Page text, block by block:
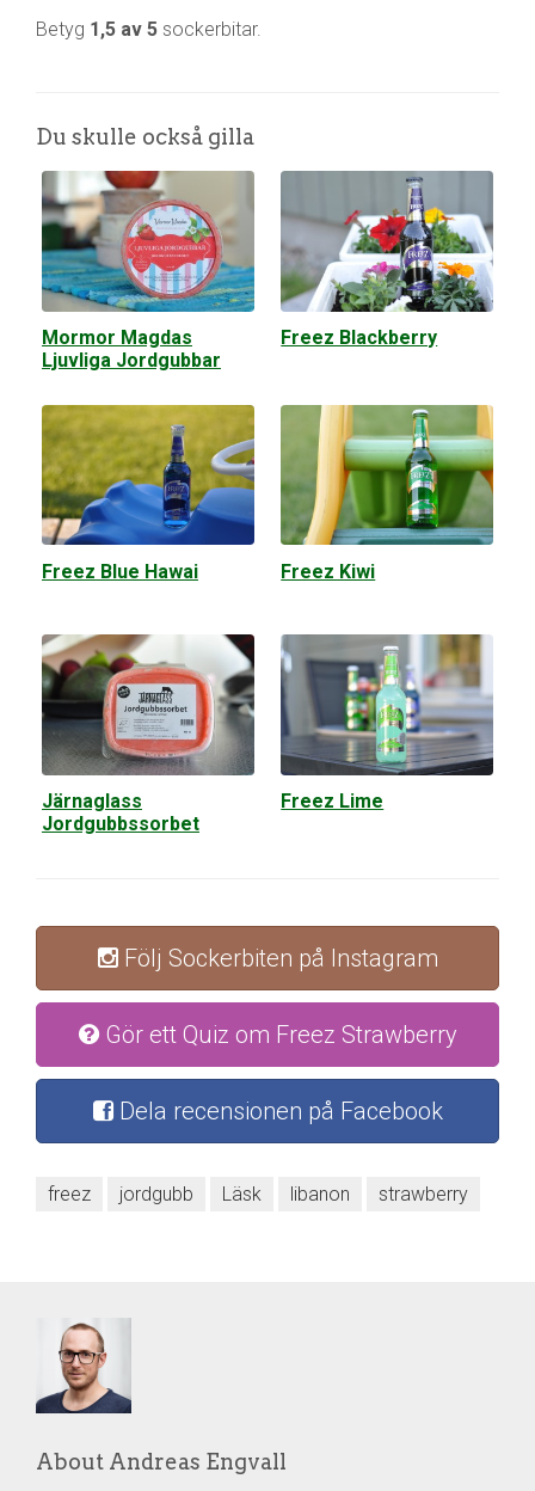
Betyg 1,5 av 5 sockerbitar.
Du skulle också gilla
Mormor Magdas
Ljuvliga Jordgubbar
Freez Blackberry
Freez Blue Hawai Freez Kiwi
Järnaglass
Jordgubbssorbet
Freez Lime
Följ Sockerbiten på Instagram
Gör ett Quiz om Freez Strawberry
Dela recensionen på Facebook
freez jordgubb Läsk libanon strawberry
About Andreas Engvall